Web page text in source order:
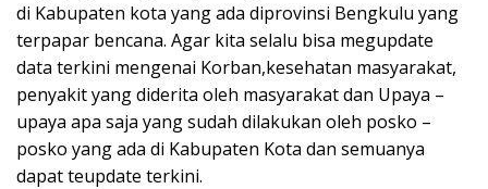
di Kabupaten kota yang ada diprovinsi Bengkulu yang
terpapar bencana. Agar kita selalu bisa megupdate
data terkini mengenai Korban,kesehatan masyarakat,
penyakit yang diderita oleh masyarakat dan Upaya –
upaya apa saja yang sudah dilakukan oleh posko –
posko yang ada di Kabupaten Kota dan semuanya
dapat teupdate terkini.